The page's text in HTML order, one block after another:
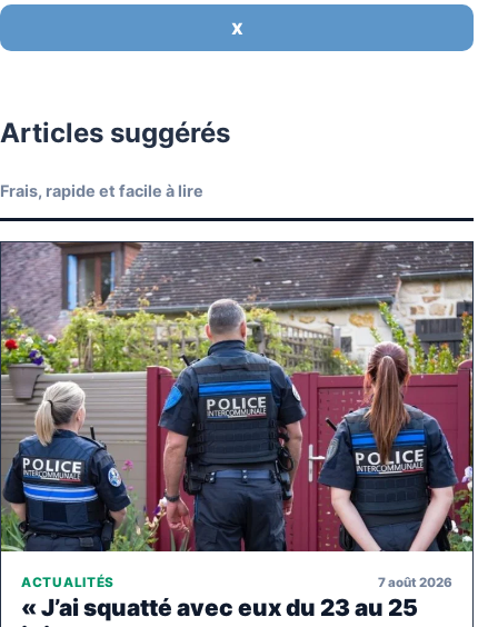
X
Articles suggérés
Frais, rapide et facile à lire
ACTUALITÉS 7 août 2026
« J’ai squatté avec eux du 23 au 25